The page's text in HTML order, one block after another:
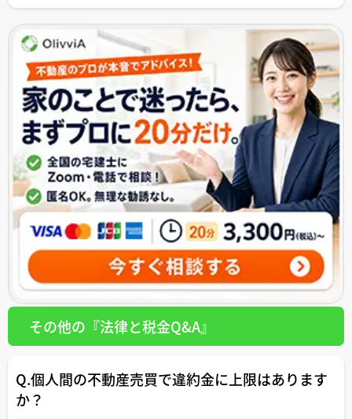
その他の『法律と税金Q&A』
Q.個人間の不動産売買で違約金に上限はあります
か？